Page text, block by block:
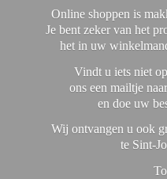
Online shoppen is
Je bent zeker van het
het in uw
Vindt u iets niet
ons een mailtje
en doe uw
Wij ontvangen u ook
te Sint-